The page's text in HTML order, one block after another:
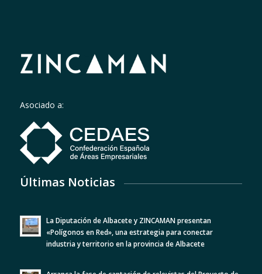
Asociado a:
Últimas Noticias
La Diputación de Albacete y ZINCAMAN presentan
«Polígonos en Red», una estrategia para conectar
industria y territorio en la provincia de Albacete